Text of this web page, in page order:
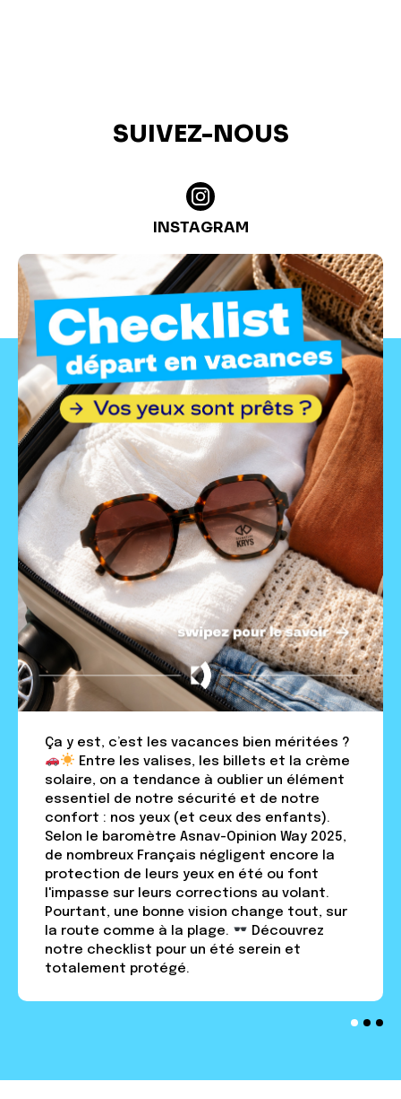
SUIVEZ-NOUS
INSTAGRAM
Ça y est, c’est les vacances bien méritées ?
Entre les valises, les billets et la crème
solaire, on a tendance à oublier un élément
essentiel de notre sécurité et de notre
confort : nos yeux (et ceux des enfants).
Selon le baromètre Asnav-Opinion Way 2025,
de nombreux Français négligent encore la
protection de leurs yeux en été ou font
l'impasse sur leurs corrections au volant.
Pourtant, une bonne vision change tout, sur
la route comme à la plage.
Découvrez
notre checklist pour un été serein et
totalement protégé.